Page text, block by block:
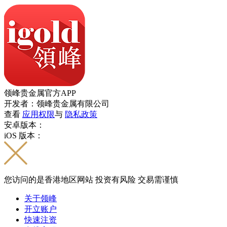
领峰贵金属官方APP
开发者：领峰贵金属有限公司
查看 应用权限与 隐私政策
安卓版本：
iOS 版本：
您访问的是香港地区网站 投资有风险 交易需谨慎
关于领峰
开立账户
快速注资